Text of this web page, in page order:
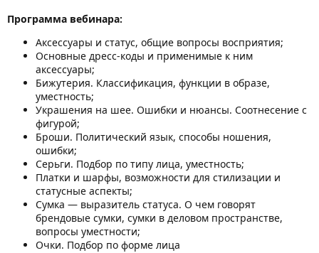
Программа вебинара:
Аксессуары и статус, общие вопросы восприятия;
Основные дресс-коды и применимые к ним
аксессуары;
Бижутерия. Классификация, функции в образе,
уместность;
Украшения на шее. Ошибки и нюансы. Соотнесение с
фигурой;
Броши. Политический язык, способы ношения,
ошибки;
Серьги. Подбор по типу лица, уместность;
Платки и шарфы, возможности для стилизации и
статусные аспекты;
Сумка — выразитель статуса. О чем говорят
брендовые сумки, сумки в деловом пространстве,
вопросы уместности;
Очки. Подбор по форме лица